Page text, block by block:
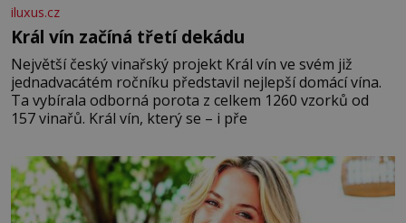
iluxus.cz
Král vín začíná třetí dekádu
Největší český vinařský projekt Král vín ve svém již
jednadvacátém ročníku představil nejlepší domácí vína.
Ta vybírala odborná porota z celkem 1260 vzorků od
157 vinařů. Král vín, který se – i pře